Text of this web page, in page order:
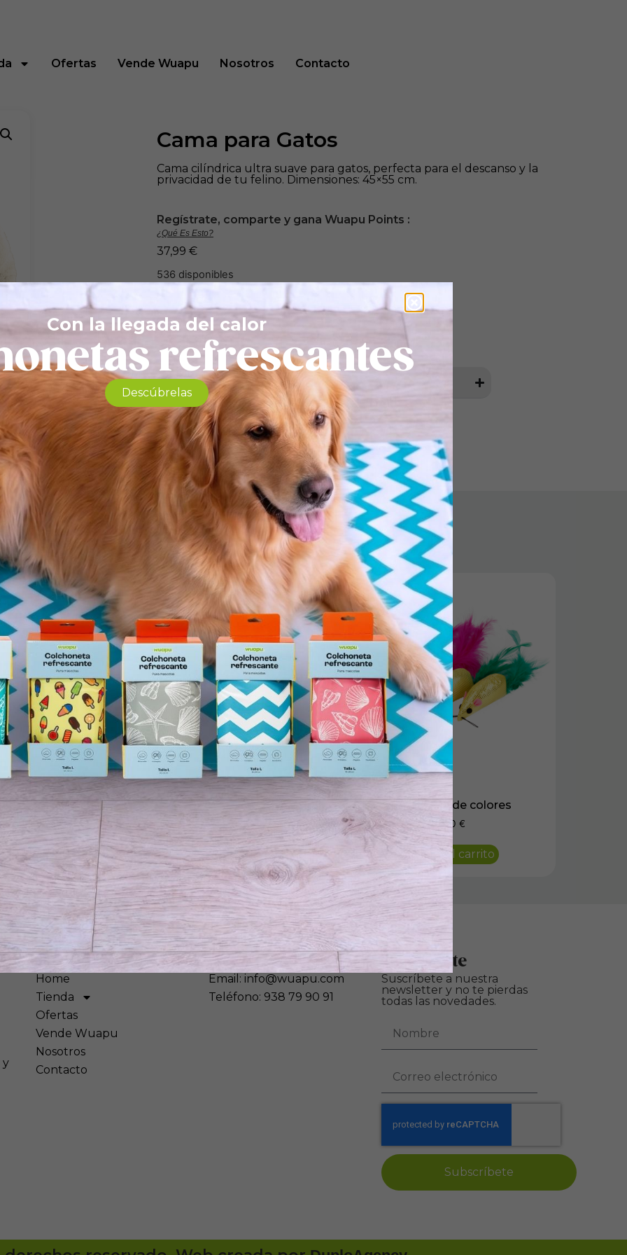
Ofertas Vende Wuapu Nosotros Contacto
Cama para Gatos
Cama cilíndrica ultra suave para gatos, perfecta para el descanso y la
privacidad de tu felino. Dimensiones: 45×55 cm.
Regístrate, comparte y gana Wuapu Points :
¿Qué Es Esto?
37,99 €
536 disponibles
Añadir al carrito
Más información
Productos relacionados
Regulable Inox.
opciones
Caña en forma de Pez
Añadir al carrito
4 Ratones de colores
5,50 €
Añadir al carrito
y
Mapa
Home
Tienda
Ofertas
Vende Wuapu
Nosotros
Contacto
Contáctanos
Email: info@wuapu.com
Teléfono: 938 79 90 91
Suscríbete
Suscríbete a nuestra
newsletter y no te pierdas
todas las novedades.
Subscríbete
Con la llegada del calor
refrescantes
Descúbrelas